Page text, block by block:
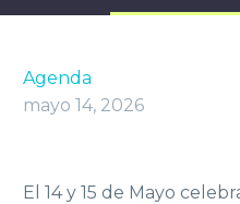
Agenda
mayo 14, 2026
El 14 y 15 de Mayo